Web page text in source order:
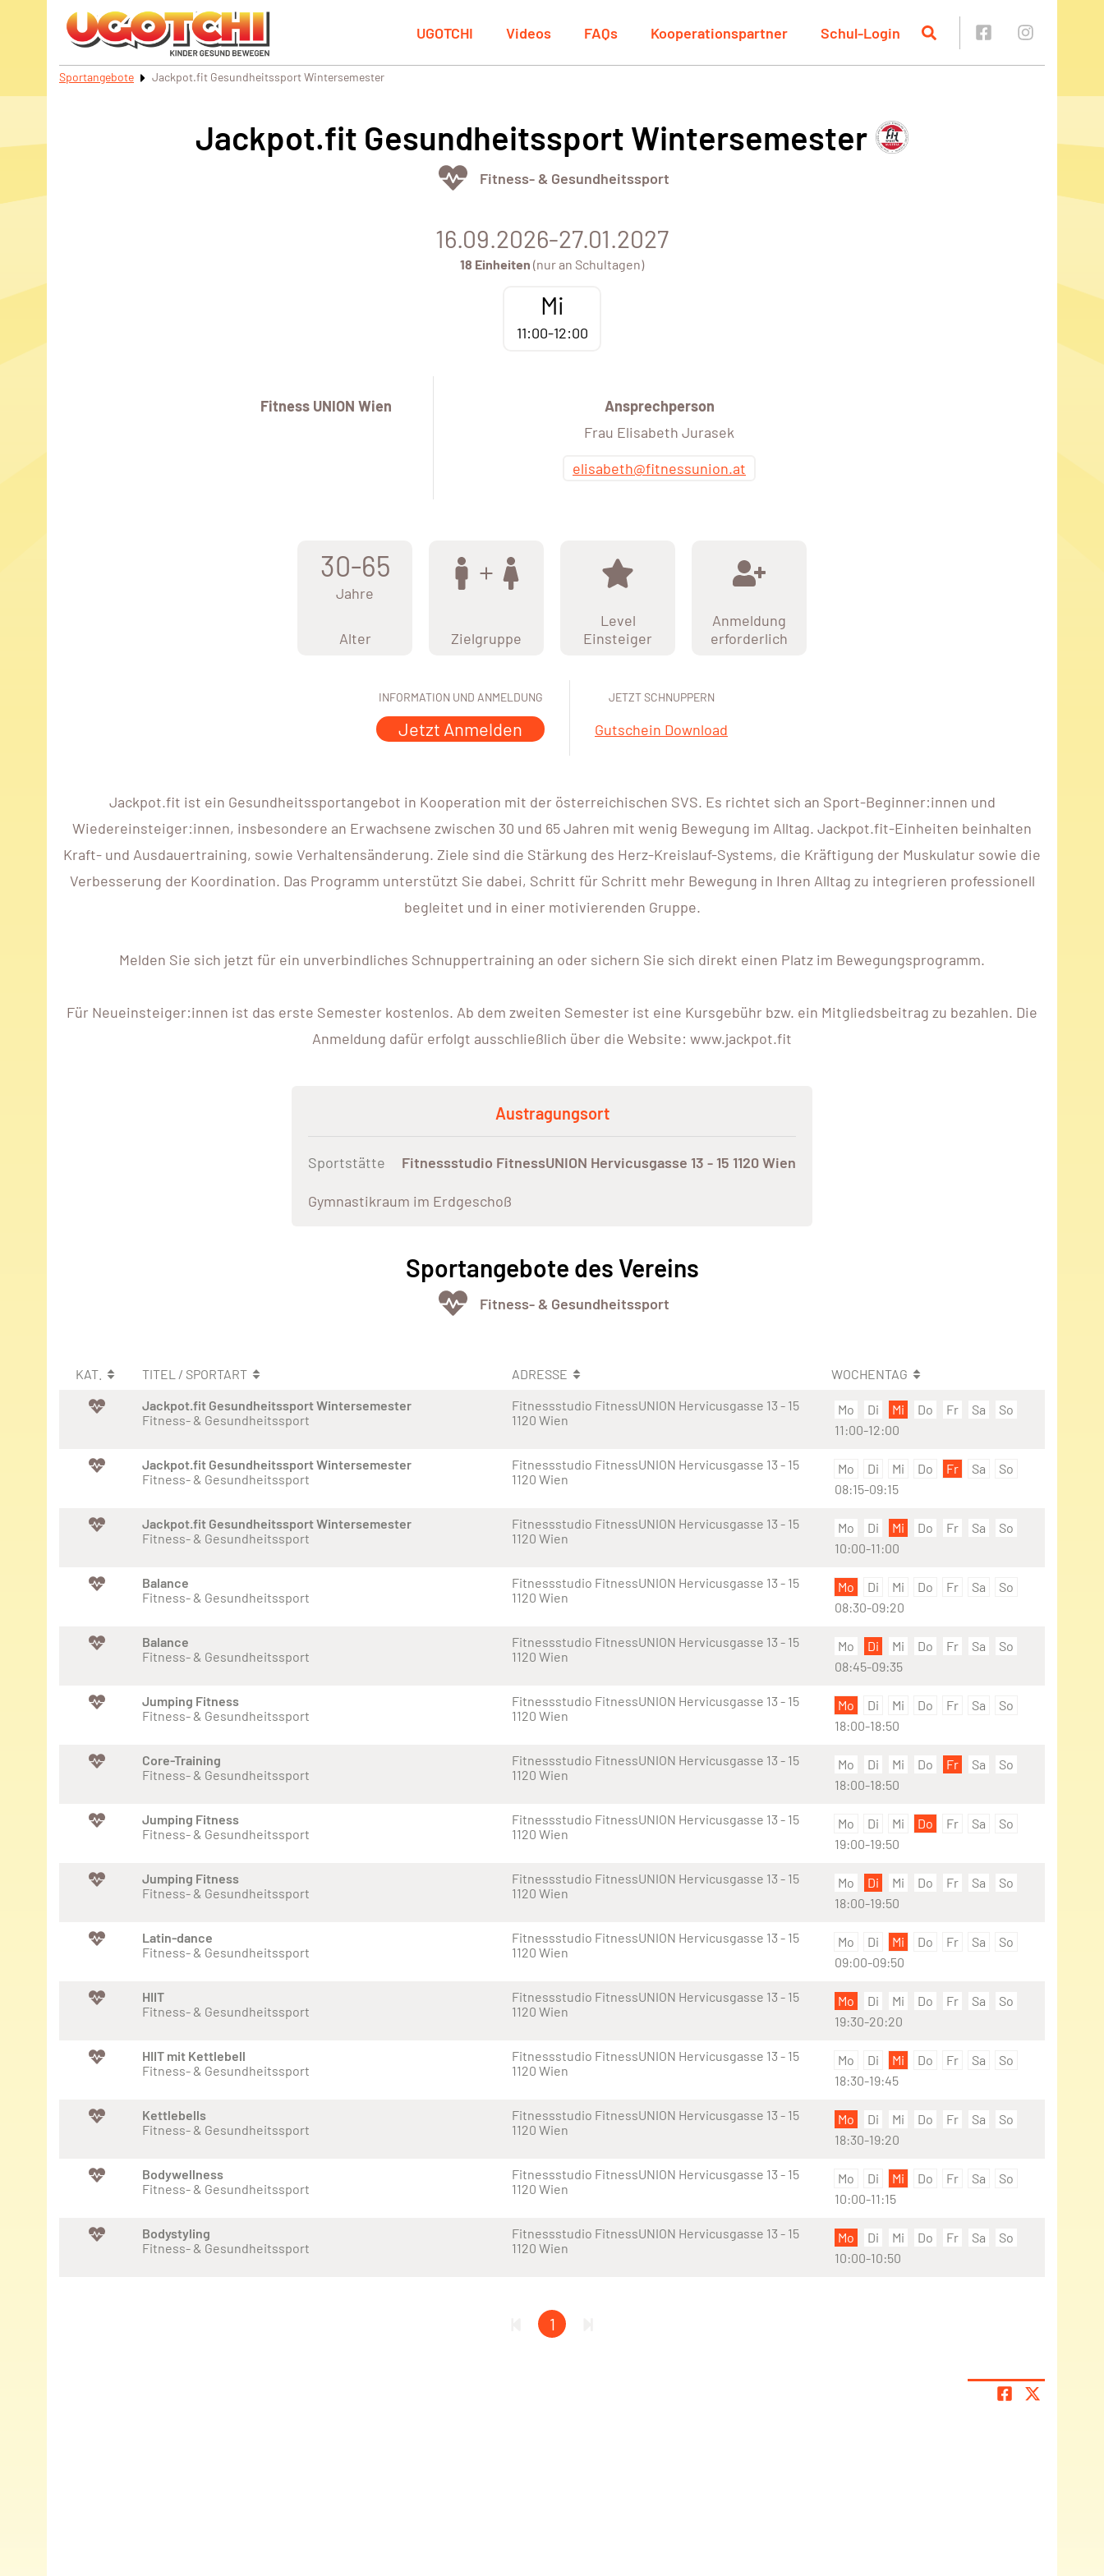
UGOTCHI Videos FAQs Kooperationspartner Schul-Login
Sportangebote Jackpot.fit Gesundheitssport Wintersemester
Jackpot.fit Gesundheitssport Wintersemester
Fitness- & Gesundheitssport
16.09.2026-27.01.2027
18 Einheiten (nur an Schultagen)
Mi
11:00-12:00
Fitness UNION Wien
Ansprechperson
Frau Elisabeth Jurasek
elisabeth@fitnessunion.at
30-65
Jahre
Alter Zielgruppe
Level
Einsteiger
Anmeldung
erforderlich
INFORMATION UND ANMELDUNG
Jetzt Anmelden
JETZT SCHNUPPERN
Gutschein Download
Jackpot.fit ist ein Gesundheitssportangebot in Kooperation mit der österreichischen SVS. Es richtet sich an Sport-Beginner:innen und
Wiedereinsteiger:innen, insbesondere an Erwachsene zwischen 30 und 65 Jahren mit wenig Bewegung im Alltag. Jackpot.fit-Einheiten beinhalten
Kraft- und Ausdauertraining, sowie Verhaltensänderung. Ziele sind die Stärkung des Herz-Kreislauf-Systems, die Kräftigung der Muskulatur sowie die
Verbesserung der Koordination. Das Programm unterstützt Sie dabei, Schritt für Schritt mehr Bewegung in Ihren Alltag zu integrieren professionell
begleitet und in einer motivierenden Gruppe.
Melden Sie sich jetzt für ein unverbindliches Schnuppertraining an oder sichern Sie sich direkt einen Platz im Bewegungsprogramm.
Für Neueinsteiger:innen ist das erste Semester kostenlos. Ab dem zweiten Semester ist eine Kursgebühr bzw. ein Mitgliedsbeitrag zu bezahlen. Die
Anmeldung dafür erfolgt ausschließlich über die Website: www.jackpot.fit
Austragungsort
Sportstätte Fitnessstudio FitnessUNION Hervicusgasse 13 - 15 1120 Wien
Gymnastikraum im Erdgeschoß
Sportangebote des Vereins
Fitness- & Gesundheitssport
KAT. TITEL / SPORTART ADRESSE
WOCHENTAG
Jackpot.fit Gesundheitssport Wintersemester
Fitness- & Gesundheitssport
Fitnessstudio FitnessUNION Hervicusgasse 13 - 15
1120 Wien
Mo Di Mi Do Fr Sa
So
11:00-12:00
Jackpot.fit Gesundheitssport Wintersemester
Fitness- & Gesundheitssport
Fitnessstudio FitnessUNION Hervicusgasse 13 - 15
1120 Wien
Mo Di Mi Do Fr Sa
So
08:15-09:15
Jackpot.fit Gesundheitssport Wintersemester
Fitness- & Gesundheitssport
Fitnessstudio FitnessUNION Hervicusgasse 13 - 15
1120 Wien
Mo Di Mi Do Fr Sa
So
10:00-11:00
Balance
Fitness- & Gesundheitssport
Fitnessstudio FitnessUNION Hervicusgasse 13 - 15
1120 Wien
Mo Di Mi Do Fr Sa
So
08:30-09:20
Balance
Fitness- & Gesundheitssport
Fitnessstudio FitnessUNION Hervicusgasse 13 - 15
1120 Wien
Mo Di Mi Do Fr Sa
So
08:45-09:35
Jumping Fitness
Fitness- & Gesundheitssport
Fitnessstudio FitnessUNION Hervicusgasse 13 - 15
1120 Wien
Mo Di Mi Do Fr Sa
So
18:00-18:50
Core-Training
Fitness- & Gesundheitssport
Fitnessstudio FitnessUNION Hervicusgasse 13 - 15
1120 Wien
Mo Di Mi Do Fr Sa
So
18:00-18:50
Jumping Fitness
Fitness- & Gesundheitssport
Fitnessstudio FitnessUNION Hervicusgasse 13 - 15
1120 Wien
Mo Di Mi Do Fr Sa
So
19:00-19:50
Jumping Fitness
Fitness- & Gesundheitssport
Fitnessstudio FitnessUNION Hervicusgasse 13 - 15
1120 Wien
Mo Di Mi Do Fr Sa
So
18:00-19:50
Latin-dance
Fitness- & Gesundheitssport
Fitnessstudio FitnessUNION Hervicusgasse 13 - 15
1120 Wien
Mo Di Mi Do Fr Sa
So
09:00-09:50
HIIT
Fitness- & Gesundheitssport
Fitnessstudio FitnessUNION Hervicusgasse 13 - 15
1120 Wien
Mo Di Mi Do Fr Sa
So
19:30-20:20
HIIT mit Kettlebell
Fitness- & Gesundheitssport
Fitnessstudio FitnessUNION Hervicusgasse 13 - 15
1120 Wien
Mo Di Mi Do Fr Sa
So
18:30-19:45
Kettlebells
Fitness- & Gesundheitssport
Fitnessstudio FitnessUNION Hervicusgasse 13 - 15
1120 Wien
Mo Di Mi Do Fr Sa
So
18:30-19:20
Bodywellness
Fitness- & Gesundheitssport
Fitnessstudio FitnessUNION Hervicusgasse 13 - 15
1120 Wien
Mo Di Mi Do Fr Sa
So
10:00-11:15
Bodystyling
Fitness- & Gesundheitssport
Fitnessstudio FitnessUNION Hervicusgasse 13 - 15
1120 Wien
Mo Di Mi Do Fr Sa
So
10:00-10:50
1